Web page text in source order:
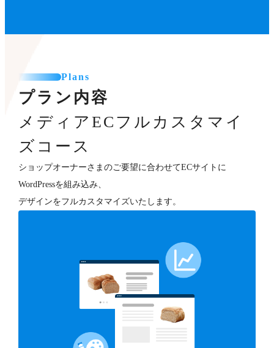
Plans
プラン内容
メディアECフルカスタマイ
ズコース
ショップオーナーさまのご要望に合わせてECサイトに
WordPressを組み込み、
デザインをフルカスタマイズいたします。